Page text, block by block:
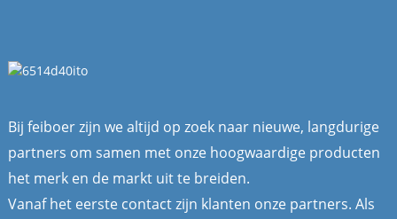
Bij feiboer zijn we altijd op zoek naar nieuwe, langdurige
partners om samen met onze hoogwaardige producten
het merk en de markt uit te breiden.
Vanaf het eerste contact zijn klanten onze partners. Als